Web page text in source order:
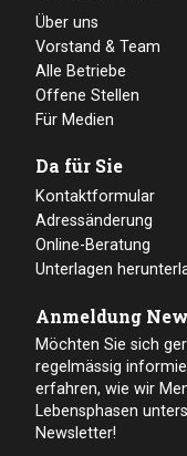
Über uns
Vorstand & Team
Alle Betriebe
Offene Stellen
Für Medien
Da für Sie
Kontaktformular
Adressänderung
Online-Beratung
Unterlagen
Anmeldung
Möchten Sie sich
regelmässig
erfahren, wie wir
Lebensphasen
Newsletter!